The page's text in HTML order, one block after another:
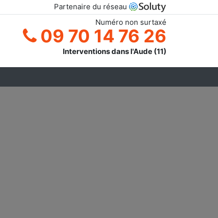
Partenaire du réseau
Numéro non surtaxé
09 70 14 76 26
Interventions dans l'Aude (11)